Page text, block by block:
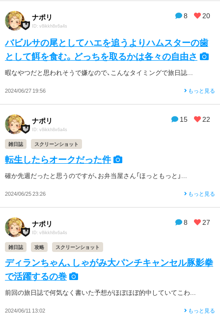
8 20
ナポリ
ID: v8ikkh8x6a4s
バビルサの尾としてハエを追うよりハムスターの歯
として餌を食む。どっちを取るかは各々の自由さ
暇なやつだと思われそうで嫌なので、こんなタイミングで旅日誌...
2024/06/27 19:56 もっと見る
15 22
ナポリ
ID: v8ikkh8x6a4s
雑日誌 スクリーンショット
転生したらオークだった件
確か先週だったと思うのですが、お弁当屋さん「ほっともっと」...
2024/06/25 23:26 もっと見る
8 27
ナポリ
ID: v8ikkh8x6a4s
雑日誌 攻略 スクリーンショット
ディランちゃん、しゃがみ大パンチキャンセル豚影拳
で活躍するの巻
前回の旅日誌で何気なく書いた予想がほぼほぼ的中していてこわ...
2024/06/11 13:02 もっと見る